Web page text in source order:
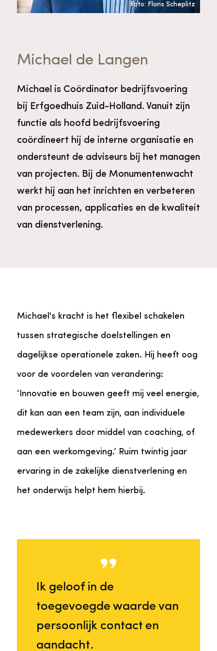
Ergoedvrijwilligersprijs
Thema's
Downloads en nieuwsbrieven
Contact
Advies en ondersteuning voor
vrijwilligers
Advies en ondersteuning voor
Ervenconsulent
Aanvraagformulier
Tarieven en algemene voorwaarden
Veelgestelde vragen
Voorpagina Monumentenwacht
Onze medewerkers
Raad van Toezicht
Jaarstukken
Bekijk meer over ons
Michael de Langen
Michael is Coördinator bedrijfsvoering
bij Erfgoedhuis Zuid-Holland. Vanuit zijn
functie als hoofd bedrijfsvoering
coördineert hij de interne organisatie en
ondersteunt de adviseurs bij het managen
van projecten. Bij de Monumentenwacht
werkt hij aan het inrichten en verbeteren
van processen, applicaties en de kwaliteit
van dienstverlening.
Foto: Floris Scheplitz
Michael's kracht is het flexibel schakelen
tussen strategische doelstellingen en
dagelijkse operationele zaken. Hij heeft oog
voor de voordelen van verandering:
‘Innovatie en bouwen geeft mij veel energie,
dit kan aan een team zijn, aan individuele
medewerkers door middel van coaching, of
aan een werkomgeving.’ Ruim twintig jaar
ervaring in de zakelijke dienstverlening en
het onderwijs helpt hem hierbij.
Ik geloof in de
toegevoegde waarde van
persoonlijk contact en
aandacht.